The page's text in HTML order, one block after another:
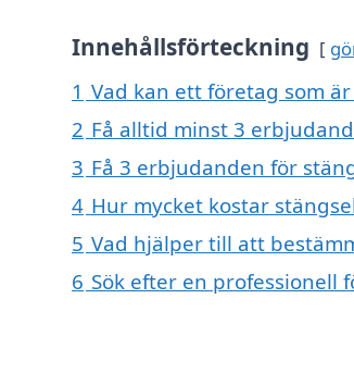
Innehållsförteckning
1 Vad kan ett företag som
2 Få alltid minst 3
3 Få 3 erbjudanden för
4 Hur mycket kostar
5 Vad hjälper till att
6 Sök efter en professionell